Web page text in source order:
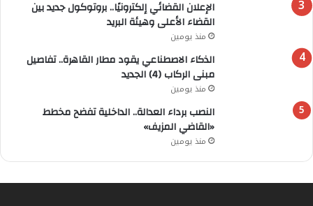
الإعلان القضائي إلكترونيًا.. بروتوكول جديد بين
القضاء الأعلى وهيئة البريد
منذ يومين
الذكاء الاصطناعي يقود مطار القاهرة.. تفاصيل
مبنى الركاب (4) الجديد
منذ يومين
النصب برداء العدالة.. الداخلية تفضح مخطط
«القاضي المزيف»
منذ يومين